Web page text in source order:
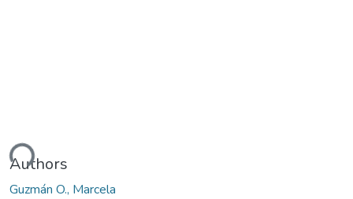
Authors
Guzmán O., Marcela